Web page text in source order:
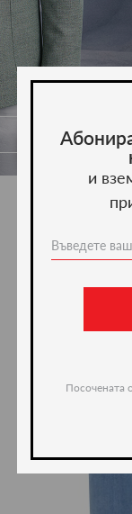
и
Посочената